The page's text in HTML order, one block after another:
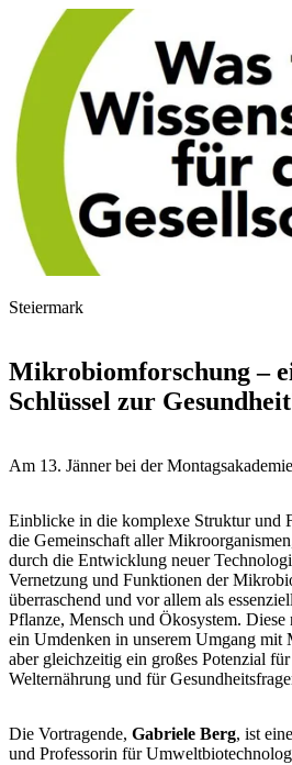
Steiermark
Mikrobiomforschung –
Schlüssel zur
Am 13. Jänner bei der
Einblicke in die komplexe Struktur und
die Gemeinschaft aller
durch die Entwicklung neuer
Vernetzung und Funktionen der
überraschend und vor allem als
Pflanze, Mensch und Ökosystem. Diese
ein Umdenken in unserem Umgang mit
aber gleichzeitig ein großes Potenzial
Welternährung und für
Die Vortragende, Gabriele Berg, ist
und Professorin für